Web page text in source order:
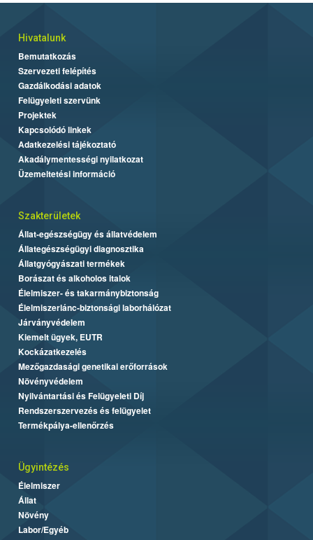
Hivatalunk
Bemutatkozás
Szervezeti felépítés
Gazdálkodási adatok
Felügyeleti szervünk
Projektek
Kapcsolódó linkek
Adatkezelési tájékoztató
Akadálymentességi nyilatkozat
Üzemeltetési információ
Szakterületek
Állat-egészségügy és állatvédelem
Állategészségügyi diagnosztika
Állatgyógyászati termékek
Borászat és alkoholos italok
Élelmiszer- és takarmánybiztonság
Élelmiszerlánc-biztonsági laborhálózat
Járványvédelem
Kiemelt ügyek, EUTR
Kockázatkezelés
Mezőgazdasági genetikai erőforrások
Növényvédelem
Nyilvántartási és Felügyeleti Díj
Rendszerszervezés és felügyelet
Termékpálya-ellenőrzés
Ügyintézés
Élelmiszer
Állat
Növény
Labor/Egyéb